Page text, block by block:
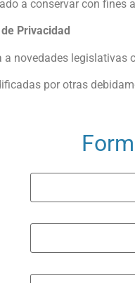
a conservar con fines
Privacidad
novedades
por otras